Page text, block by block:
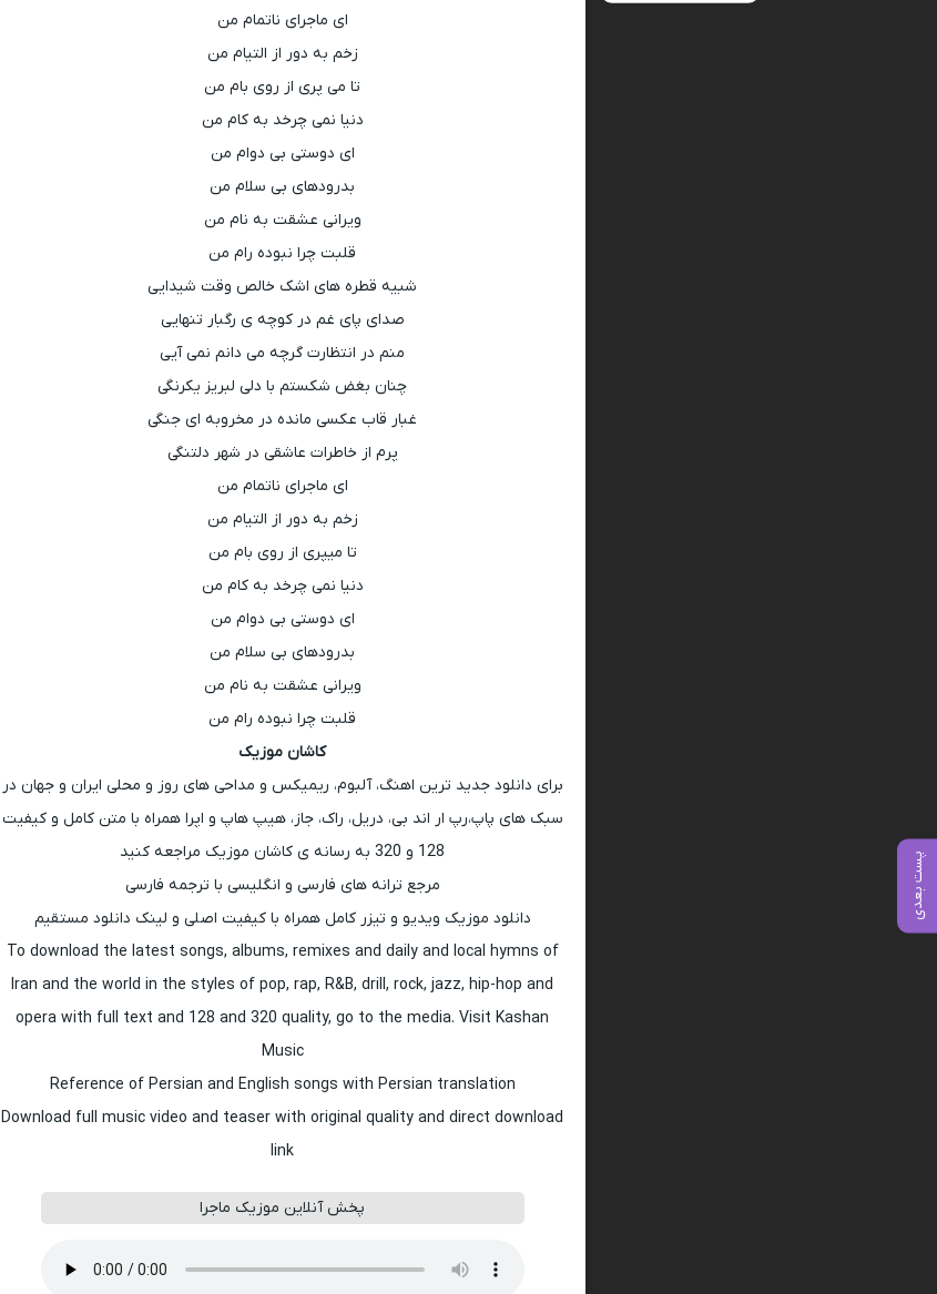
پست بعدی
ای ماجرای ناتمام من
زخم به دور از التیام من
تا می پری از روی بام من
دنیا نمی چرخد به کام من
ای دوستی بی دوام من
بدرودهای بی سلام من
ویرانی عشقت به نام من
قلبت چرا نبوده رام من
شبیه قطره های اشک خالص وقت شیدایی
صدای پای غم در کوچه ی رگبار تنهایی
منم در انتظارت گرچه می دانم نمی آیی
چنان بغض شکستم با دلی لبریز یکرنگی
غبار قاب عکسی مانده در مخروبه ای جنگی
پرم از خاطرات عاشقی در شهر دلتنگی
ای ماجرای ناتمام من
زخم به دور از التیام من
تا میپری از روی بام من
دنیا نمی چرخد به کام من
ای دوستی بی دوام من
بدرودهای بی سلام من
ویرانی عشقت به نام من
قلبت چرا نبوده رام من
کاشان موزیک
برای دانلود جدید ترین اهنگ، آلبوم، ریمیکس و مداحی های روز و محلی ایران و جهان در
سبک های پاپ،رپ ار اند بی، دریل، راک، جاز، هیپ هاپ و اپرا همراه با متن کامل و کیفیت
128 و 320 به رسانه ی کاشان موزیک مراجعه کنید
مرجع ترانه های فارسی و انگلیسی با ترجمه فارسی
دانلود موزیک ویدیو و تیزر کامل همراه با کیفیت اصلی و لینک دانلود مستقیم
To download the latest songs, albums, remixes and daily and local hymns of
Iran and the world in the styles of pop, rap, R&B, drill, rock, jazz, hip-hop and
opera with full text and 128 and 320 quality, go to the media. Visit Kashan
Music
Reference of Persian and English songs with Persian translation
Download full music video and teaser with original quality and direct download
link
پخش آنلاین موزیک ماجرا